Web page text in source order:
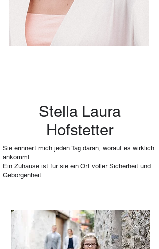
Stella Laura
Hofstetter
Sie erinnert mich jeden Tag daran, worauf es wirklich
ankommt.
Ein Zuhause ist für sie ein Ort voller Sicherheit und
Geborgenheit.